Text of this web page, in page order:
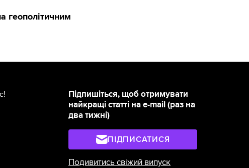
геополітичним
Підпишіться, щоб отримувати
найкращі статті на e-mail (раз на
два тижні)
ПІДПИСАТИСЯ
Подивитись свіжий випуск